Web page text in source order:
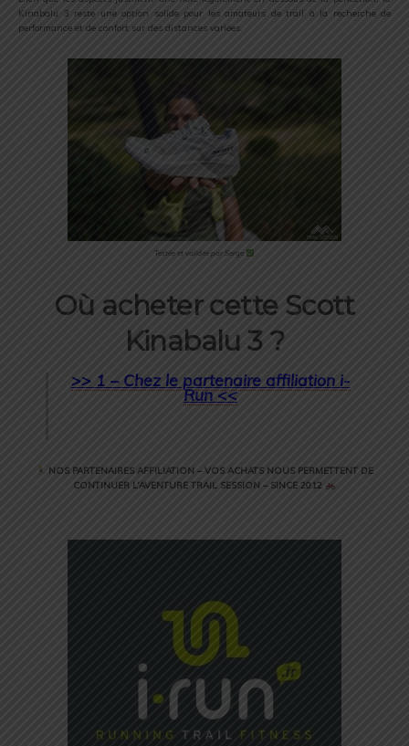
Kinabalu 3 reste une option solide pour les amateurs de trail à la recherche de
performance et de confort sur des distances variées.
Testée et validée par Serge
Où acheter cette Scott
Kinabalu 3 ?
>> 1 – Chez le partenaire affiliation i-
Run <<
NOS PARTENAIRES AFFILIATION – VOS ACHATS NOUS PERMETTENT DE
CONTINUER L’AVENTURE TRAIL SESSION – SINCE 2012